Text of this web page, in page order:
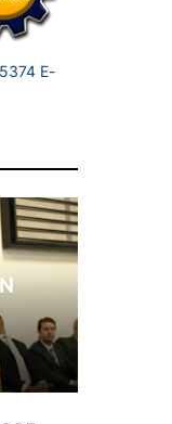
E-